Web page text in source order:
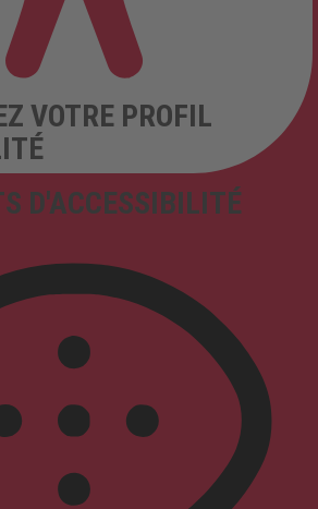
D'ACCESSIBILITÉ
VOTRE PROFIL